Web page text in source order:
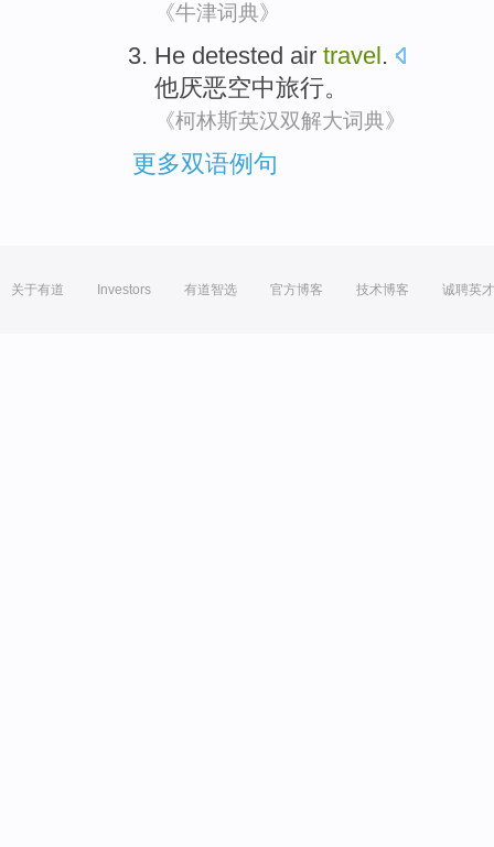
《牛津词典》
He detested air travel.
他厌恶空中旅行。
《柯林斯英汉双解大词典》
更多双语例句
关于有道 Investors 有道智选 官方博客 技术博客 诚聘英才